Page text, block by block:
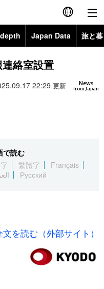
English
简体字
繁體字
العربية
Japan Data 旅と
Images
お知らせ
絡室設置
News
from Japan
22:29 更新
で読む
繁體字
Français
Русский
を読む（外部サイト）